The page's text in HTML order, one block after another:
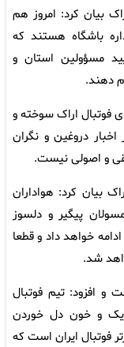
بیان کرد: امروز هم
باشگاه هستند که
مسؤولین استان و
دهند.
فوتبال اراک سوخته و
دروغین و نگران
و اصولی نیست.
بیان کرد: هواداران
پیگیر و دلسوز
خواهد داد و قطعا
شد.
افزود: تیم فوتبال
در لیگ یک و خون دل خوردن
فوتبال ایران است که